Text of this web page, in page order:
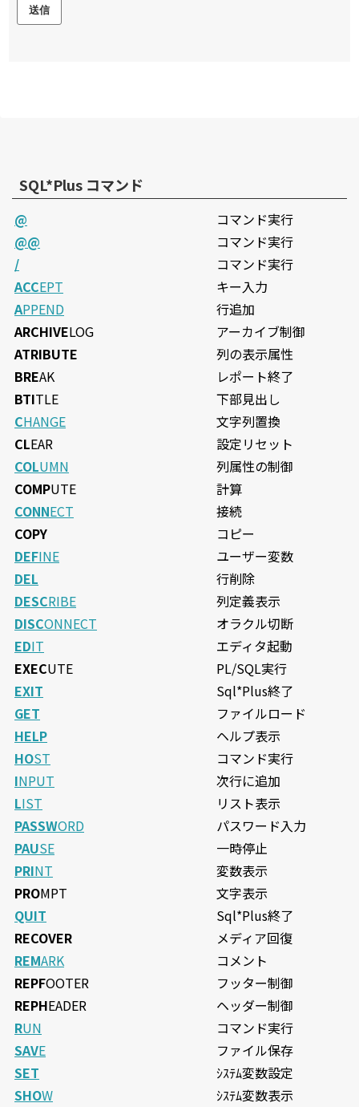
SQL*Plus コマンド
@
コマンド実行
@@
コマンド実行
/
コマンド実行
ACCEPT
キー入力
APPEND
行追加
ARCHIVELOG
アーカイブ制御
ATRIBUTE
列の表示属性
BREAK
レポート終了
BTITLE
下部見出し
CHANGE
文字列置換
CLEAR
設定リセット
COLUMN
列属性の制御
COMPUTE
計算
CONNECT
接続
COPY
コピー
DEFINE
ユーザー変数
DEL
行削除
DESCRIBE
列定義表示
DISCONNECT
オラクル切断
EDIT
エディタ起動
EXECUTE
PL/SQL実行
EXIT
Sql*Plus終了
GET
ファイルロード
HELP
ヘルプ表示
HOST
コマンド実行
INPUT
次行に追加
LIST
リスト表示
PASSWORD
パスワード入力
PAUSE
一時停止
PRINT
変数表示
PROMPT
文字表示
QUIT
Sql*Plus終了
RECOVER
メディア回復
REMARK
コメント
REPFOOTER
フッター制御
REPHEADER
ヘッダー制御
RUN
コマンド実行
SAVE
ファイル保存
SET
ｼｽﾃﾑ変数設定
SHOW
ｼｽﾃﾑ変数表示